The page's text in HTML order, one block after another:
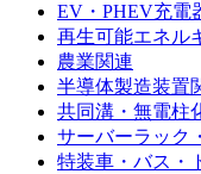
EV・PHEV充電
再生可能エネル
農業関連
半導体製造装置
共同溝・無電柱
サーバーラック
特装車・バス・